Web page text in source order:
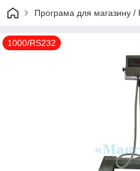
Програма для магазину /
1000/RS232